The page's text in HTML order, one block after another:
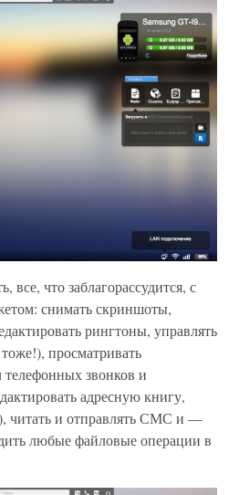
все, что заблагорассудится, с
снимать скриншоты,
рингтоны, управлять
просматривать
телефонных звонков и
адресную книгу,
читать и отправлять СМС и —
любые файловые операции в